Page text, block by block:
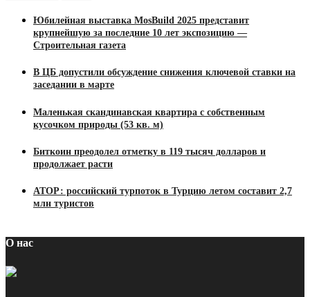
Юбилейная выставка MosBuild 2025 представит
крупнейшую за последние 10 лет экспозицию —
Строительная газета
В ЦБ допустили обсуждение снижения ключевой ставки на
заседании в марте
Маленькая скандинавская квартира с собственным
кусочком природы (53 кв. м)
Биткоин преодолел отметку в 119 тысяч долларов и
продолжает расти
АТОР: российский турпоток в Турцию летом составит 2,7
млн туристов
О нас